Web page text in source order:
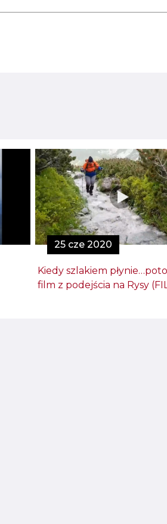
25 cze 2020
Kiedy szlakiem
film z podejścia na Rysy